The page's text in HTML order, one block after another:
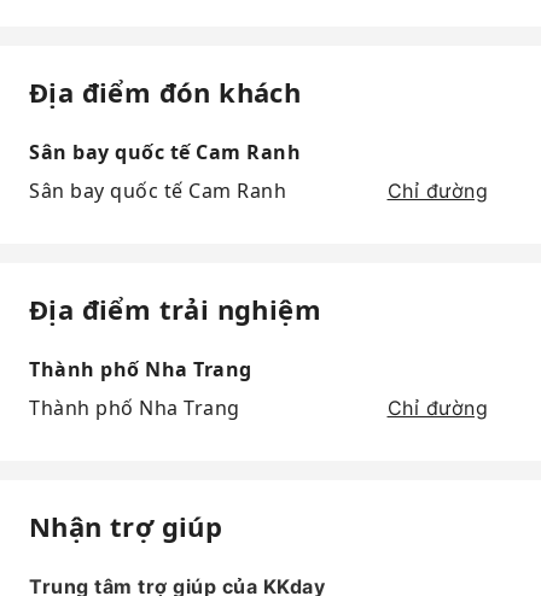
Địa điểm đón khách
Sân bay quốc tế Cam Ranh
Sân bay quốc tế Cam Ranh
Chỉ đường
Địa điểm trải nghiệm
Thành phố Nha Trang
Thành phố Nha Trang
Chỉ đường
Nhận trợ giúp
Trung tâm trợ giúp của KKday